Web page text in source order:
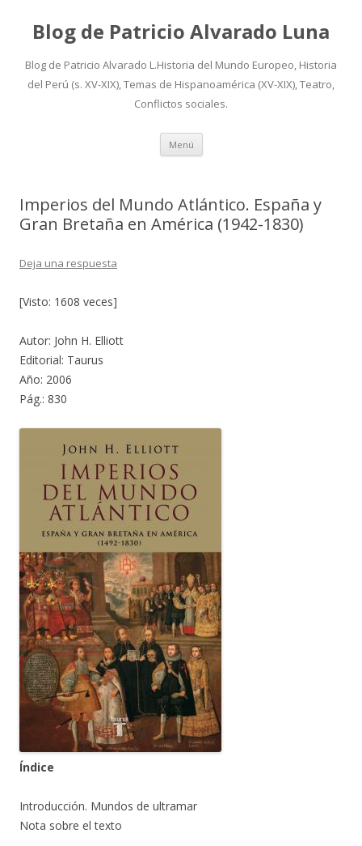
Blog de Patricio Alvarado Luna
Blog de Patricio Alvarado L.Historia del Mundo Europeo, Historia
del Perú (s. XV-XIX), Temas de Hispanoamérica (XV-XIX), Teatro,
Conflictos sociales.
Menú Ir
contenido
Imperios del Mundo Atlántico. España y
Gran Bretaña en América (1942-1830)
Deja una respuesta
[Visto: 1608 veces]
Autor: John H. Elliott
Editorial: Taurus
Año: 2006
Pág.: 830
Índice
Introducción. Mundos de ultramar
Nota sobre el texto